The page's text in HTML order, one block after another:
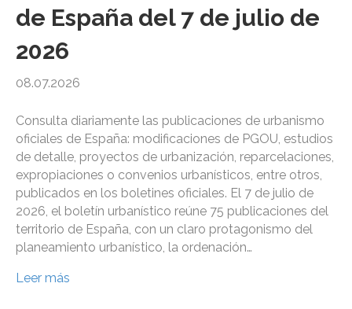
de España del 7 de julio de
2026
08.07.2026
Consulta diariamente las publicaciones de urbanismo
oficiales de España: modificaciones de PGOU, estudios
de detalle, proyectos de urbanización, reparcelaciones,
expropiaciones o convenios urbanísticos, entre otros,
publicados en los boletines oficiales. El 7 de julio de
2026, el boletín urbanístico reúne 75 publicaciones del
territorio de España, con un claro protagonismo del
planeamiento urbanístico, la ordenación…
Leer más